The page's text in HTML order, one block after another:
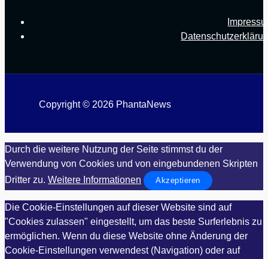
Copyright © 2026 PhantaNews
Durch die weitere Nutzung der Seite stimmst du der
Verwendung von Cookies und von eingebundenen Skripten
Dritter zu. Weitere Informationen Akzeptieren
Die Cookie-Einstellungen auf dieser Website sind auf
"Cookies zulassen" eingestellt, um das beste Surferlebnis zu
ermöglichen. Wenn du diese Website ohne Änderung der
Cookie-Einstellungen verwendest (Navigation) oder auf